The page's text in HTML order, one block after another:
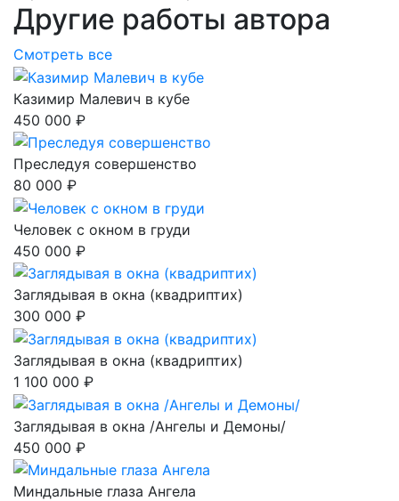
Другие работы автора
Смотреть все
Казимир Малевич в кубе
450 000 ₽
Преследуя совершенство
80 000 ₽
Человек с окном в груди
450 000 ₽
Заглядывая в окна (квадриптих)
300 000 ₽
Заглядывая в окна (квадриптих)
1 100 000 ₽
Заглядывая в окна /Ангелы и Демоны/
450 000 ₽
Миндальные глаза Ангела